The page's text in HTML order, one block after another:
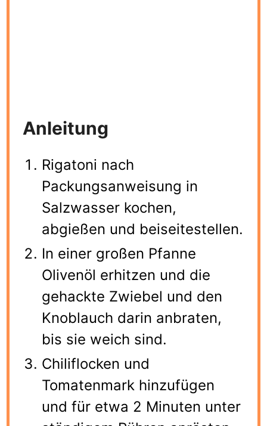
Anleitung
Rigatoni nach
Packungsanweisung in
Salzwasser kochen,
abgießen und beiseitestellen.
In einer großen Pfanne
Olivenöl erhitzen und die
gehackte Zwiebel und den
Knoblauch darin anbraten,
bis sie weich sind.
Chiliflocken und
Tomatenmark hinzufügen
und für etwa 2 Minuten unter